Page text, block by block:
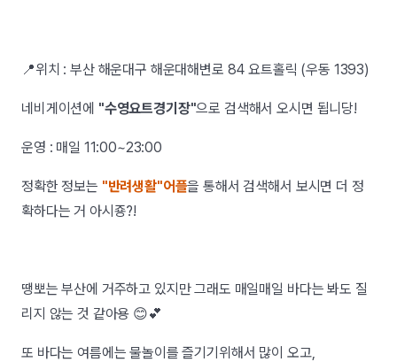
📍위치 : 부산 해운대구 해운대해변로 84 요트홀릭 (우동 1393)
네비게이션에 "수영요트경기장"으로 검색해서 오시면 됩니당!
운영 : 매일 11:00~23:00
정확한 정보는 "반려생활"어플을 통해서 검색해서 보시면 더 정
확하다는 거 아시죵?!
땡뽀는 부산에 거주하고 있지만 그래도 매일매일 바다는 봐도 질
리지 않는 것 같아용 😊💕
또 바다는 여름에는 물놀이를 즐기기위해서 많이 오고,